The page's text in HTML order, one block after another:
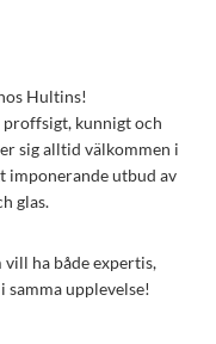
Hultins!
kunnigt och
sig alltid välkommen i
imponerande utbud av
glas.
ha både expertis,
samma upplevelse!